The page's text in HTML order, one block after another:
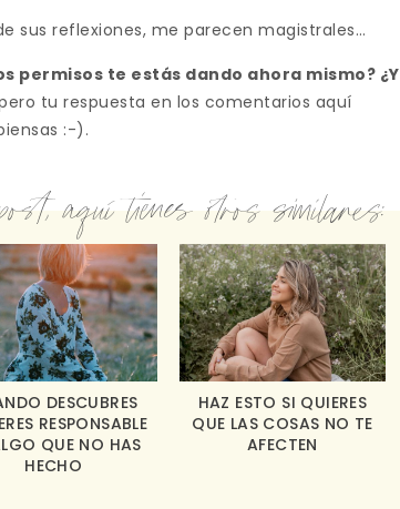
sus reflexiones, me parecen magistrales…
permisos te estás dando ahora mismo? ¿Y
tu respuesta en los comentarios aquí
:-).
aquí tienes otros similares:
DESCUBRES
RESPONSABLE
QUE NO HAS
HECHO
HAZ ESTO SI QUIERES
QUE LAS COSAS NO TE
AFECTEN